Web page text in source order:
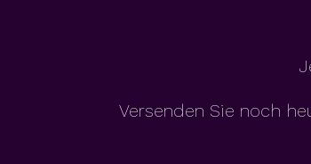
Versenden Sie noch